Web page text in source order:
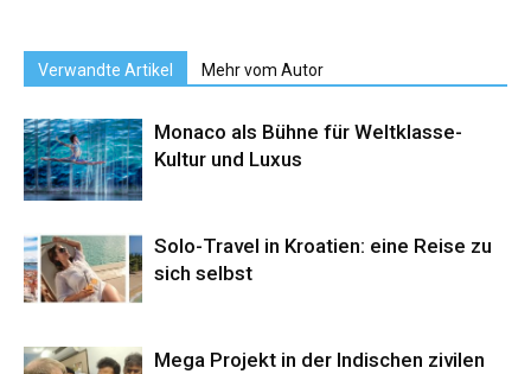
Verwandte Artikel Mehr vom Autor
Monaco als Bühne für Weltklasse-
Kultur und Luxus
Solo-Travel in Kroatien: eine Reise zu
sich selbst
Mega Projekt in der Indischen zivilen